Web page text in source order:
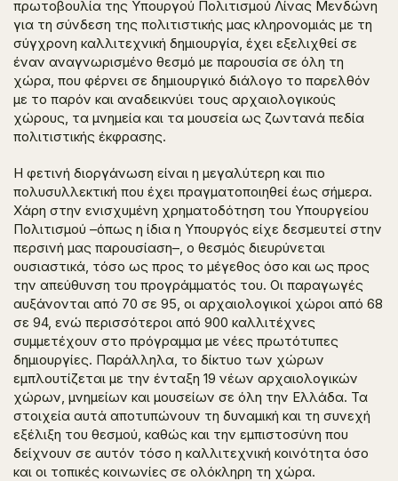
πρωτοβουλία της Υπουργού Πολιτισμού Λίνας Μενδώνη
για τη σύνδεση της πολιτιστικής μας κληρονομιάς με τη
σύγχρονη καλλιτεχνική δημιουργία, έχει εξελιχθεί σε
έναν αναγνωρισμένο θεσμό με παρουσία σε όλη τη
χώρα, που φέρνει σε δημιουργικό διάλογο το παρελθόν
με το παρόν και αναδεικνύει τους αρχαιολογικούς
χώρους, τα μνημεία και τα μουσεία ως ζωντανά πεδία
πολιτιστικής έκφρασης.
Η φετινή διοργάνωση είναι η μεγαλύτερη και πιο
πολυσυλλεκτική που έχει πραγματοποιηθεί έως σήμερα.
Χάρη στην ενισχυμένη χρηματοδότηση του Υπουργείου
Πολιτισμού –όπως η ίδια η Υπουργός είχε δεσμευτεί στην
περσινή μας παρουσίαση–, ο θεσμός διευρύνεται
ουσιαστικά, τόσο ως προς το μέγεθος όσο και ως προς
την απεύθυνση του προγράμματός του. Οι παραγωγές
αυξάνονται από 70 σε 95, οι αρχαιολογικοί χώροι από 68
σε 94, ενώ περισσότεροι από 900 καλλιτέχνες
συμμετέχουν στο πρόγραμμα με νέες πρωτότυπες
δημιουργίες. Παράλληλα, το δίκτυο των χώρων
εμπλουτίζεται με την ένταξη 19 νέων αρχαιολογικών
χώρων, μνημείων και μουσείων σε όλη την Ελλάδα. Τα
στοιχεία αυτά αποτυπώνουν τη δυναμική και τη συνεχή
εξέλιξη του θεσμού, καθώς και την εμπιστοσύνη που
δείχνουν σε αυτόν τόσο η καλλιτεχνική κοινότητα όσο
και οι τοπικές κοινωνίες σε ολόκληρη τη χώρα.